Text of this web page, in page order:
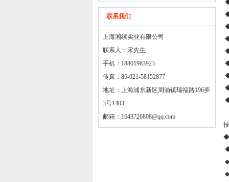
联系我们
上海湘续实业有限公司
联系人：宋先生
手机：18801963923
传真：86-021-58152877
地址：上海浦东新区周浦镇瑞福路196弄
3号1403
邮箱： 1643726808@qq.com
◆